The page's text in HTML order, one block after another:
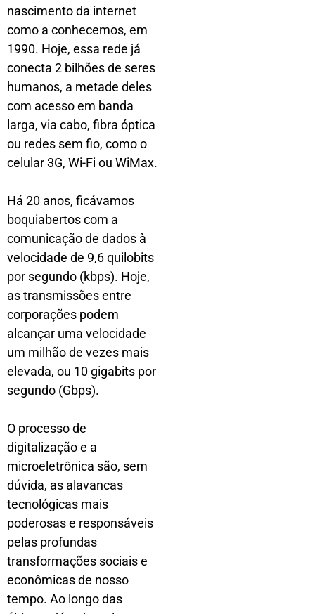
nascimento da internet
como a conhecemos, em
1990. Hoje, essa rede já
conecta 2 bilhões de seres
humanos, a metade deles
com acesso em banda
larga, via cabo, fibra óptica
ou redes sem fio, como o
celular 3G, Wi-Fi ou WiMax.
Há 20 anos, ficávamos
boquiabertos com a
comunicação de dados à
velocidade de 9,6 quilobits
por segundo (kbps). Hoje,
as transmissões entre
corporações podem
alcançar uma velocidade
um milhão de vezes mais
elevada, ou 10 gigabits por
segundo (Gbps).
O processo de
digitalização e a
microeletrônica são, sem
dúvida, as alavancas
tecnológicas mais
poderosas e responsáveis
pelas profundas
transformações sociais e
econômicas de nosso
tempo. Ao longo das